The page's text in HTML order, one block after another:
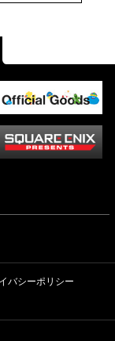
エピソード
バシーポリシー